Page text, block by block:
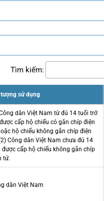
Tìm kiếm:
sử dụng
dân Việt Nam từ đủ 14 tuổi trở
cấp hộ chiếu có gắn chíp điện
hộ chiếu không gắn chíp điện
Công dân Việt Nam chưa đủ 14
được cấp hộ chiếu không gắn chíp
tử.
dân Việt Nam